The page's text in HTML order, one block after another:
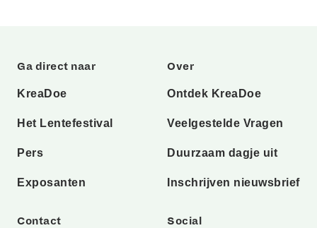
Ga direct naar
KreaDoe
Het Lentefestival
Pers
Exposanten
Over
Ontdek KreaDoe
Veelgestelde Vragen
Duurzaam dagje uit
Inschrijven nieuwsbrief
Contact Social